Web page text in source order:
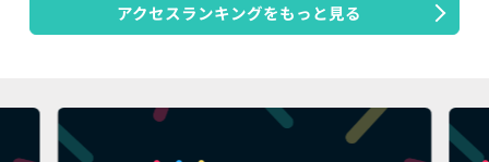
アクセスランキングをもっと見る